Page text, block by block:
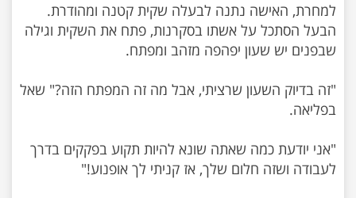
למחרת, האישה נתנה לבעלה שקית קטנה ומהודרת.
הבעל הסתכל על אשתו בסקרנות, פתח את השקית וגילה
"זה בדיוק השעון שרציתי, אבל מה זה המפתח הזה?" שאל
"אני יודעת כמה שאתה שונא להיות תקוע בפקקים בדרך